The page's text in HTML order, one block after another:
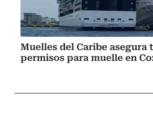
Muelles del Caribe asegura
permisos para muelle en